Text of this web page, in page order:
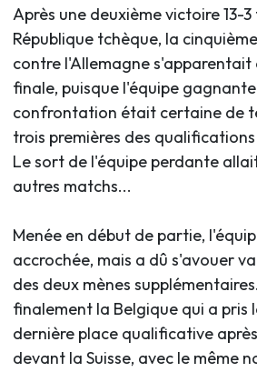
Après une deuxième victoire 13-
République tchèque, la
contre l'Allemagne
finale, puisque l'équipe
confrontation était certaine de
trois premières des qualifications
Le sort de l'équipe perdante
autres matchs...
Menée en début de partie,
accrochée, mais a dû s'avouer
des deux mènes
finalement la Belgique qui a pris
dernière place qualificative
devant la Suisse, avec le même